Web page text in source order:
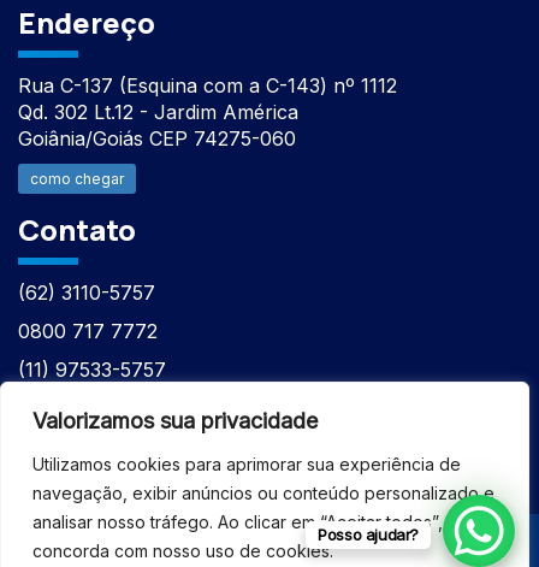
Valorizamos sua privacidade
Utilizamos cookies para aprimorar sua experiência de
navegação, exibir anúncios ou conteúdo personalizado e
analisar nosso tráfego. Ao clicar em “Aceitar todos”, você
concorda com nosso uso de cookies.
Endereço
Rua C-137 (Esquina com a C-143) nº 1112
Qd. 302 Lt.12 - Jardim América
Goiânia/Goiás CEP 74275-060
como chegar
Contato
(62) 3110-5757
0800 717 7772
(11) 97533-5757
(62) 98610-7777
Posso ajudar?